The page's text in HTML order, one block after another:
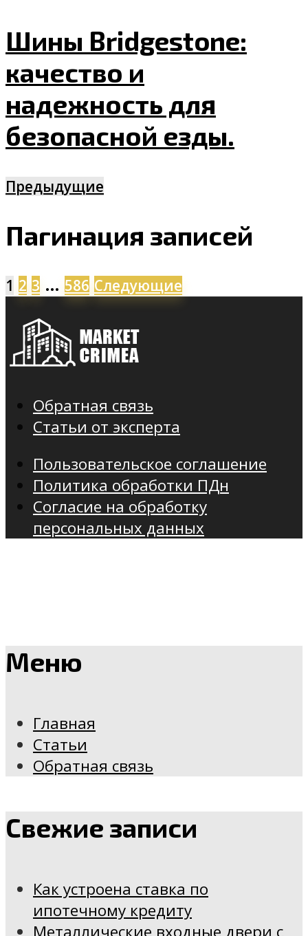
Шины Bridgestone:
качество и
надежность для
безопасной езды.
Предыдущие
Пагинация записей
1 2 3 … 586 Следующие
Обратная связь
Статьи от эксперта
Пользовательское соглашение
Политика обработки ПДн
Согласие на обработку
персональных данных
Меню
Главная
Статьи
Обратная связь
Свежие записи
Как устроена ставка по
ипотечному кредиту
Металлические входные двери с